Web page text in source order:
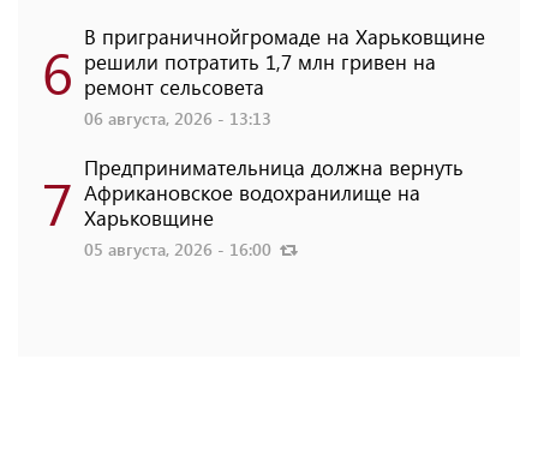
6 В приграничнойгромаде на Харьковщине
решили потратить 1,7 млн ​​гривен на
ремонт сельсовета
06 августа, 2026 - 13:13
7 Предпринимательница должна вернуть
Африкановское водохранилище на
Харьковщине
05 августа, 2026 - 16:00